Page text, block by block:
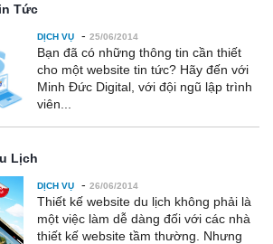
Tức
DỊCH VỤ - 25/06/2014
Bạn đã có những thông tin cần thiết
cho một website tin tức? Hãy đến với
Minh Đức Digital, với đội ngũ lập trình
viên...
Lịch
DỊCH VỤ - 26/06/2014
Thiết kế website du lịch không phải là
một việc làm dễ dàng đối với các nhà
thiết kế website tầm thường. Nhưng